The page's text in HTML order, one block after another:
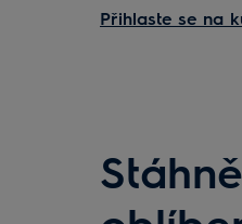
Přihlaste se na